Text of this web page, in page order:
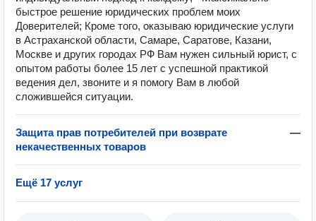
быстрое решение юридических проблем моих
Доверителей; Кроме того, оказываю юридические услуги
в Астраханской области, Самаре, Саратове, Казани,
Москве и других городах РФ Вам нужен сильный юрист, с
опытом работы более 15 лет с успешной практикой
ведения дел, звоните и я помогу Вам в любой
сложившейся ситуации.
Защита прав потребителей при возврате
некачественных товаров
—
Ещё 17 услуг